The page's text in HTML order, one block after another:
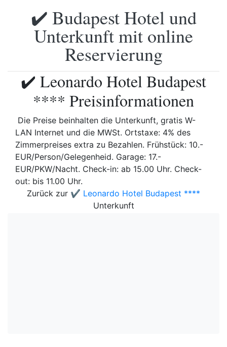
✔️ Budapest Hotel und
Unterkunft mit online
Reservierung
✔️ Leonardo Hotel Budapest
**** Preisinformationen
Die Preise beinhalten die Unterkunft, gratis W-
LAN Internet und die MWSt. Ortstaxe: 4% des
Zimmerpreises extra zu Bezahlen. Frühstück: 10.-
EUR/Person/Gelegenheid. Garage: 17.-
EUR/PKW/Nacht. Check-in: ab 15.00 Uhr. Check-
out: bis 11.00 Uhr.
Zurück zur ✔️ Leonardo Hotel Budapest ****
Unterkunft